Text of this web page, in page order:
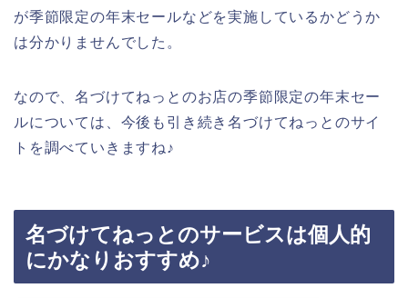
が季節限定の年末セールなどを実施しているかどうか
は分かりませんでした。
なので、名づけてねっとのお店の季節限定の年末セー
ルについては、今後も引き続き名づけてねっとのサイ
トを調べていきますね♪
名づけてねっとのサービスは個人的
にかなりおすすめ♪